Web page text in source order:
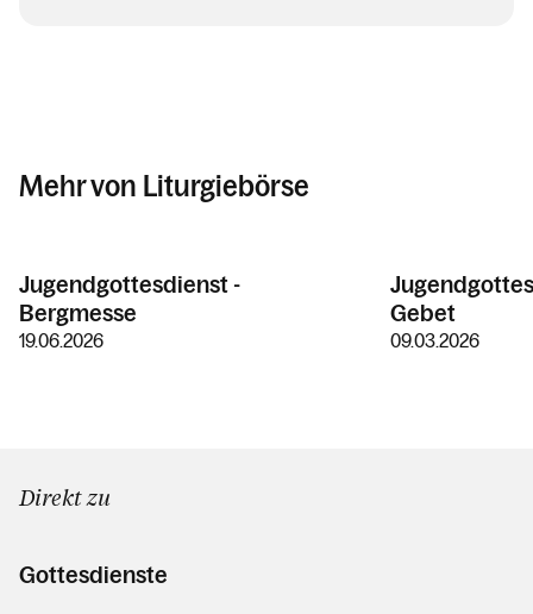
Mehr von Liturgiebörse
Jugendgottesdienst -
Bergmesse
19.06.2026
Gebet
09.03.2026
Direkt zu
Gottesdienste